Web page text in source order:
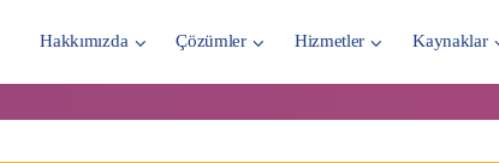
Hakkımızda Çözümler Hizmetler Kaynaklar